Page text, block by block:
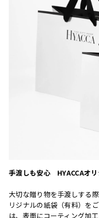
手渡しも安心 HYACCAオ
大切な贈り物を手渡しする
リジナルの紙袋（有料）を
は、表面にコーティング加